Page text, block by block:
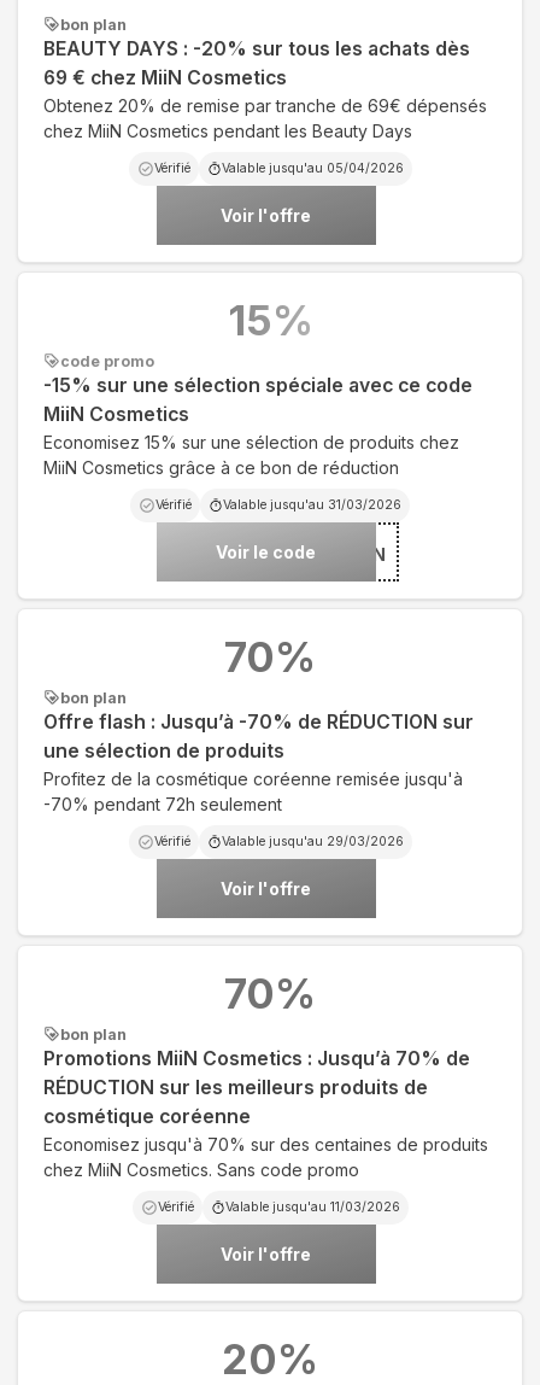
bon plan
BEAUTY DAYS : -20% sur tous les achats dès
69 € chez MiiN Cosmetics
Obtenez 20% de remise par tranche de 69€ dépensés
chez MiiN Cosmetics pendant les Beauty Days
Vérifié Valable jusqu'au 05/04/2026
Voir l'offre
code promo
-15% sur une sélection spéciale avec ce code
MiiN Cosmetics
Economisez 15% sur une sélection de produits chez
MiiN Cosmetics grâce à ce bon de réduction
Vérifié Valable jusqu'au 31/03/2026
Voir le code ***IIN
15%
bon plan
Offre flash : Jusqu’à -70% de RÉDUCTION sur
une sélection de produits
Profitez de la cosmétique coréenne remisée jusqu'à
-70% pendant 72h seulement
Vérifié Valable jusqu'au 29/03/2026
Voir l'offre
70%
bon plan
Promotions MiiN Cosmetics : Jusqu’à 70% de
RÉDUCTION sur les meilleurs produits de
cosmétique coréenne
Economisez jusqu'à 70% sur des centaines de produits
chez MiiN Cosmetics. Sans code promo
Vérifié Valable jusqu'au 11/03/2026
Voir l'offre
70%
20%